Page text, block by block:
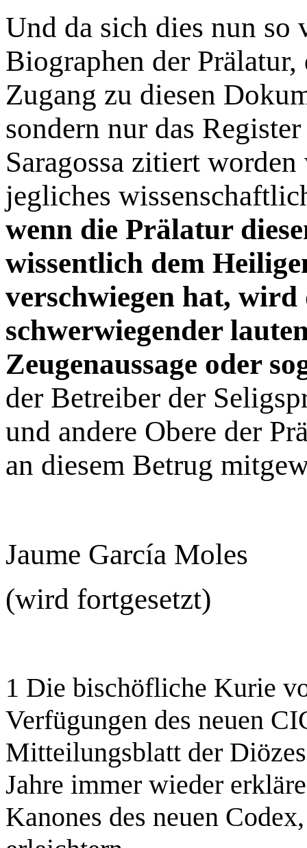
Und da sich dies nun so
Biographen der
Zugang zu diesen
sondern nur das
Saragossa zitiert
jegliches
wenn die Prälatur
wissentlich dem
verschwiegen hat,
schwerwiegender
Zeugenaussage oder
der Betreiber der
und andere Obere der
an diesem Betrug
Jaume García Moles
(wird fortgesetzt)
1 Die bischöfliche Kurie
Verfügungen des neuen
Mitteilungsblatt der
Jahre immer wieder
Kanones des neuen